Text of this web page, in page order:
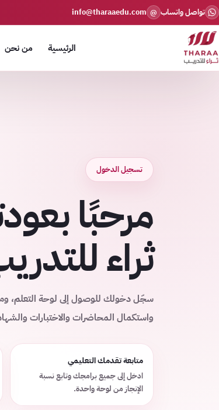
تواصل واتساب @
info@tharaaedu.com
الرئيسية من نحن
تسجيل الدخول
مرحبًا
ثراء
سجّل دخولك للوصول إلى لوحة التعلم،
واستكمال المحاضرات والاختبارات
متابعة تقدمك التعليمي
ادخل إلى جميع برامجك وتابع نسبة
الإنجاز من لوحة واحدة.